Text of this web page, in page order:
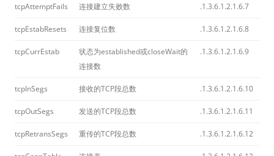
tcpAttemptFails 连接建立失败数 .1.3.6.1.2.1.6.7
tcpEstabResets 连接复位数 .1.3.6.1.2.1.6.8
tcpCurrEstab
状态为established或closeWait的
连接数
.1.3.6.1.2.1.6.9
tcpInSegs 接收的TCP段总数 .1.3.6.1.2.1.6.10
tcpOutSegs 发送的TCP段总数 .1.3.6.1.2.1.6.11
tcpRetransSegs 重传的TCP段总数 .1.3.6.1.2.1.6.12